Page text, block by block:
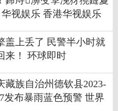
视娱乐 香港华视娱乐
盖上丢了 民警半小时就
来！ 环球即时
藏族自治州德钦县2023-
发布暴雨蓝色预警 世界